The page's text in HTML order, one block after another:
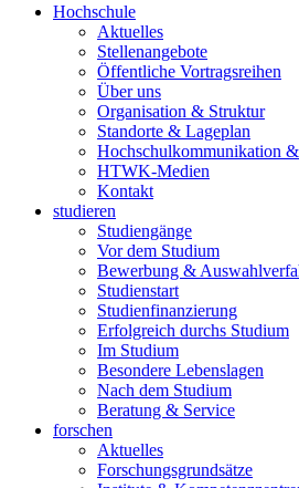
Hochschule
Aktuelles
Stellenangebote
Öffentliche Vortragsreihen
Über uns
Organisation & Struktur
Standorte & Lageplan
Hochschulkommunikation
HTWK-Medien
Kontakt
studieren
Studiengänge
Vor dem Studium
Bewerbung &
Studienstart
Studienfinanzierung
Erfolgreich durchs Studium
Im Studium
Besondere Lebenslagen
Nach dem Studium
Beratung & Service
forschen
Aktuelles
Forschungsgrundsätze